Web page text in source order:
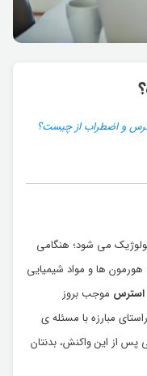
و اضطراب از چیست؟
می شود؛ هنگامی
ها و مواد شیمیایی
استرس موجب بروز
مبارزه با مسئله ی
پس از این واکنش، بدنتان